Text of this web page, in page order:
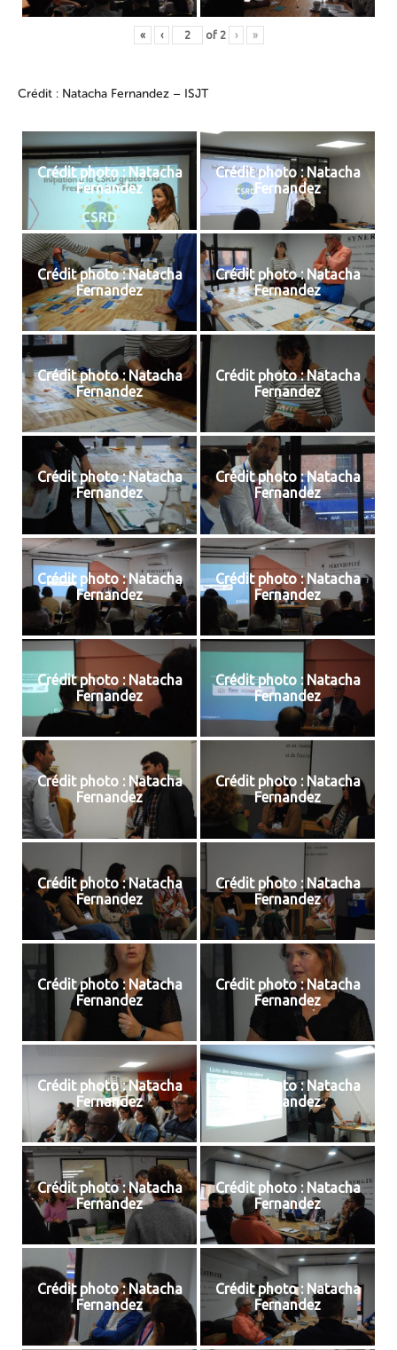
« ‹ of 2 › »
Crédit : Natacha Fernandez – ISJT
Crédit photo : Natacha
Fernandez
Crédit photo : Natacha
Fernandez
Crédit photo : Natacha
Fernandez
Crédit photo : Natacha
Fernandez
Crédit photo : Natacha
Fernandez
Crédit photo : Natacha
Fernandez
Crédit photo : Natacha
Fernandez
Crédit photo : Natacha
Fernandez
Crédit photo : Natacha
Fernandez
Crédit photo : Natacha
Fernandez
Crédit photo : Natacha
Fernandez
Crédit photo : Natacha
Fernandez
Crédit photo : Natacha
Fernandez
Crédit photo : Natacha
Fernandez
Crédit photo : Natacha
Fernandez
Crédit photo : Natacha
Fernandez
Crédit photo : Natacha
Fernandez
Crédit photo : Natacha
Fernandez
Crédit photo : Natacha
Fernandez
Crédit photo : Natacha
Fernandez
Crédit photo : Natacha
Fernandez
Crédit photo : Natacha
Fernandez
Crédit photo : Natacha
Fernandez
Crédit photo : Natacha
Fernandez